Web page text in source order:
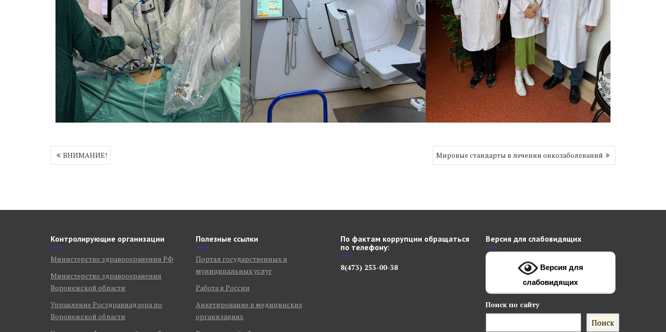
Навигация
по
ВНИМАНИЕ! Мировые стандарты в лечении онкозаболеваний
Контролирующие организации
Министерство здравоохранения РФ
Министерство здравоохранения
Воронежской области
Управление Росздравнадзора по
Воронежской области
Полезные ссылки
Портал государственных и
муниципальных услуг
Работа в России
Анкетирование в медицинских
организациях
По фактам коррупции обращаться
по телефону:
8(473) 253-00-38
Версия для слабовидящих
Версия для
слабовидящих
Поискпо сайту
Поиск